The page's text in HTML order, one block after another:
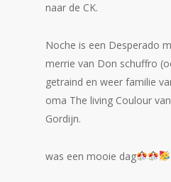
naar de CK.
Noche is een Desperado
merrie van Don schuffro
getraind en weer familie
oma The living Coulour
Gordijn.
was een mooie dag